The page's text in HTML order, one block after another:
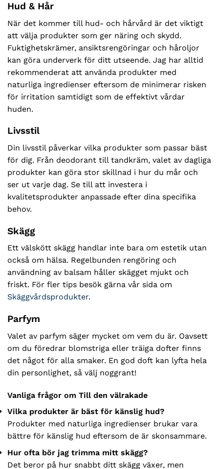
Hud & Hår
När det kommer till hud- och hårvård är det viktigt
att välja produkter som ger näring och skydd.
Fuktighetskrämer, ansiktsrengöringar och håroljor
kan göra underverk för ditt utseende. Jag har alltid
rekommenderat att använda produkter med
naturliga ingredienser eftersom de minimerar risken
för irritation samtidigt som de effektivt vårdar
huden.
Livsstil
Din livsstil påverkar vilka produkter som passar bäst
för dig. Från deodorant till tandkräm, valet av dagliga
produkter kan göra stor skillnad i hur du mår och
ser ut varje dag. Se till att investera i
kvalitetsprodukter anpassade efter dina specifika
behov.
Skägg
Ett välskött skägg handlar inte bara om estetik utan
också om hälsa. Regelbunden rengöring och
användning av balsam håller skägget mjukt och
friskt. För fler tips besök gärna vår sida om
Skäggvårdsprodukter.
Parfym
Valet av parfym säger mycket om vem du är. Oavsett
om du föredrar blomstriga eller träiga dofter finns
det något för alla smaker. En god doft kan lyfta hela
din personlighet, så välj noggrant!
Vanliga frågor om Till den välrakade
Vilka produkter är bäst för känslig hud?
Produkter med naturliga ingredienser brukar vara
bättre för känslig hud eftersom de är skonsammare.
Hur ofta bör jag trimma mitt skägg?
Det beror på hur snabbt ditt skägg växer, men